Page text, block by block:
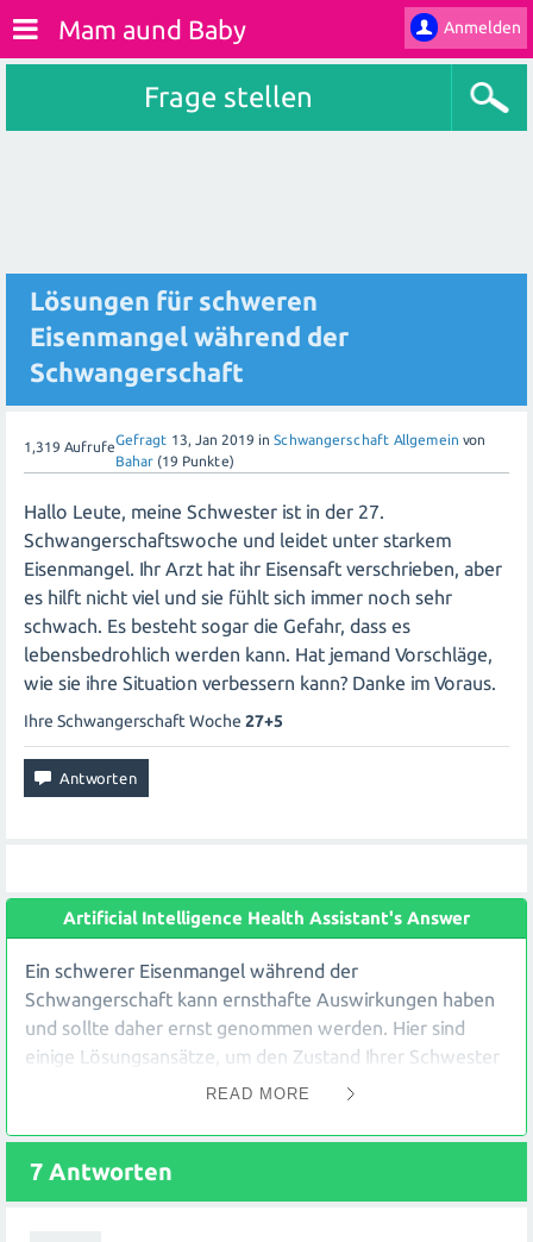
Anmelden
Mam aund Baby
Frage stellen
Lösungen für schweren
Eisenmangel während der
Schwangerschaft
1,319 AufrufeGefragt 13, Jan 2019 in Schwangerschaft Allgemein von
Bahar (19 Punkte)
Hallo Leute, meine Schwester ist in der 27.
Schwangerschaftswoche und leidet unter starkem
Eisenmangel. Ihr Arzt hat ihr Eisensaft verschrieben, aber
es hilft nicht viel und sie fühlt sich immer noch sehr
schwach. Es besteht sogar die Gefahr, dass es
lebensbedrohlich werden kann. Hat jemand Vorschläge,
wie sie ihre Situation verbessern kann? Danke im Voraus.
Ihre Schwangerschaft Woche 27+5
Artificial Intelligence Health Assistant's Answer
Ein schwerer Eisenmangel während der
Schwangerschaft kann ernsthafte Auswirkungen haben
und sollte daher ernst genommen werden. Hier sind
einige Lösungsansätze, um den Zustand Ihrer Schwester
entscheidend, um den Mangel auszugleichen.
Empfehlenswerte Lebensmittel sind rotes Fleisch,
READ MORE
7 Antworten